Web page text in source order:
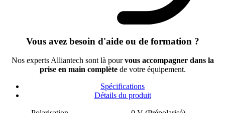
Vous avez besoin d'aide ou de formation ?
Nos experts Alliantech sont là pourvous accompagner dans la
prise en main complètede votre équipement.
Spécifications
Détails du produit